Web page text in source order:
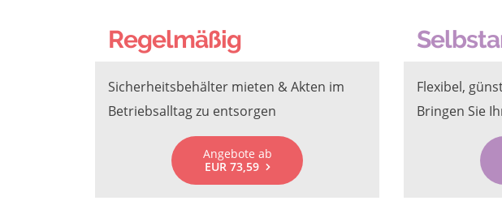
Regelmäßig
Sicherheitsbehälter mieten & Akten im
Betriebsalltag zu entsorgen
Angebote ab
EUR 73,59
Flexibel,
Bringen Sie